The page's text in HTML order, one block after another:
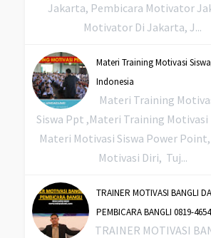
Jakarta, Pembicara Motivator
Motivator Di Jakarta, J...
Materi Training Motivasi
Indonesia
Materi Training
Siswa Ppt ,Materi Training Motivasi
Materi Motivasi Siswa Power
Motivasi Diri, Tuj...
TRAINER MOTIVASI BANGLI
PEMBICARA BANGLI 0819-
TRAINER MOTIVASI